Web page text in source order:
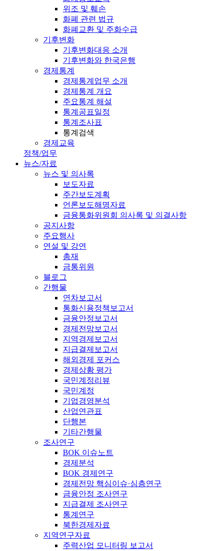
위조 및 훼손
화폐 관련 법규
화폐교환 및 주화수급
기후변화
기후변화대응 소개
기후변화와 한국은행
경제통계
경제통계업무 소개
경제통계 개요
주요통계 해설
통계공표일정
통계조사표
통계검색
경제교육
정책/업무
뉴스/자료
뉴스 및 의사록
보도자료
주간보도계획
언론보도해명자료
금융통화위원회 의사록 및 의결사항
공지사항
주요행사
연설 및 강연
총재
금통위원
블로그
간행물
연차보고서
통화신용정책보고서
금융안정보고서
경제전망보고서
지역경제보고서
지급결제보고서
해외경제 포커스
경제상황 평가
국민계정리뷰
국민계정
기업경영분석
산업연관표
단행본
기타간행물
조사연구
BOK 이슈노트
경제분석
BOK 경제연구
경제전망 핵심이슈·심층연구
금융안정 조사연구
지급결제 조사연구
통계연구
북한경제자료
지역연구자료
주력산업 모니터링 보고서